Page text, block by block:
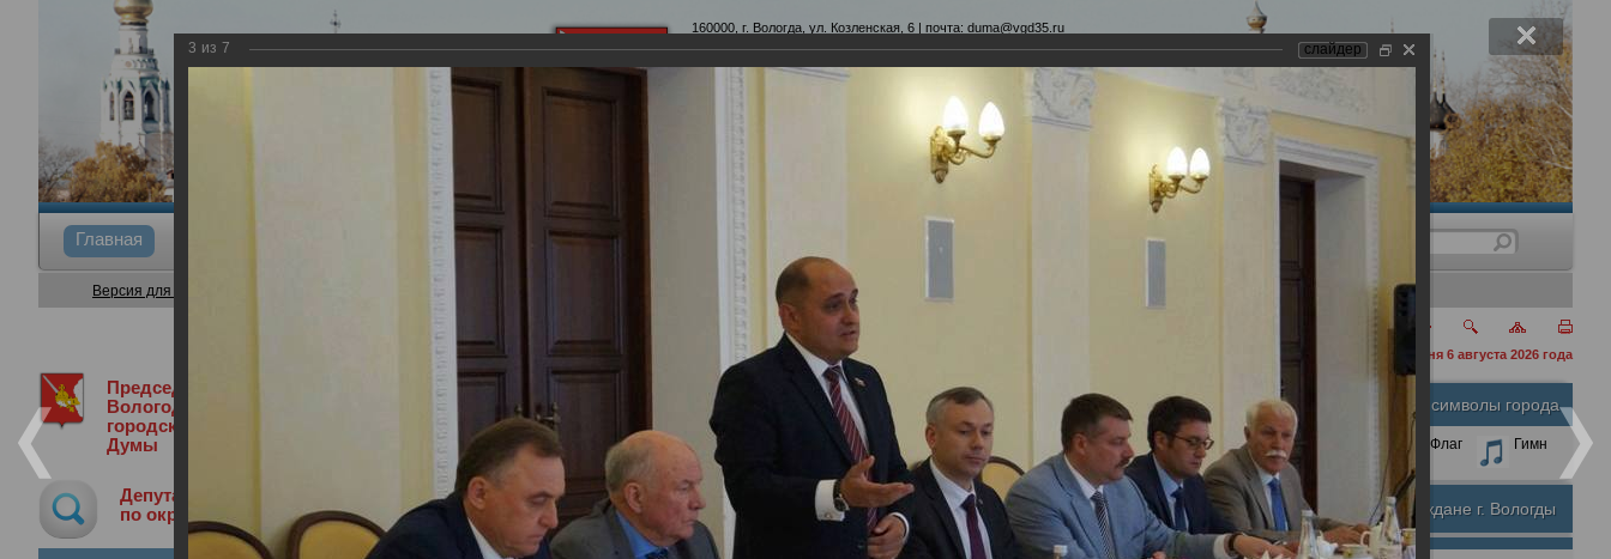
160000, г. Вологда, ул. Козленская, 6 | почта: duma@vgd35.ru
официальный сайт www.duma-vologda.ru
Главная Депутаты Комитеты График приема Депутатские объединения
Версия для слабовидящих
сегодня 6 августа 2026 года
Председатель
Вологодской
городской
Думы
Депутат
по округу
Председатель Вологодской городской Думы
Участие Главы города Вологды во встрече с Почетными гражданами города Вологды
Размер шрифта:
А
Участие Главы города Вологды во встрече с Почетными гражданами города Вологды
Официальные символы города
Флаг Гимн
Почетные граждане г. Вологды
3 из 7 слайдер